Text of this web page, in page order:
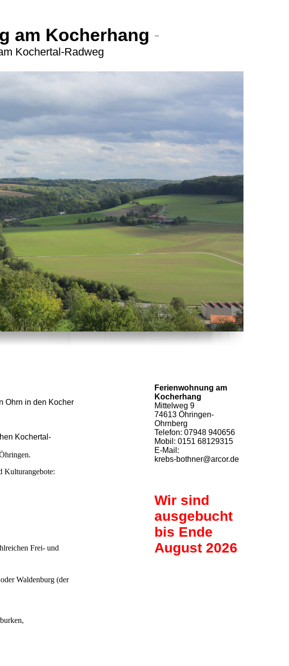
am Kocherhang –
Kochertal-Radweg
Ohrn in den Kocher
Kochertal-
Kulturangebote:
Frei- und
Waldenburg (der
Ferienwohnung am
Kocherhang
Mittelweg 9
74613 Öhringen-
Ohrnberg
Telefon: 07948 940656
Mobil: 0151 68129315
E-Mail:
krebs-bothner@arcor.de
Wir sind
ausgebucht
bis Ende
August 2026